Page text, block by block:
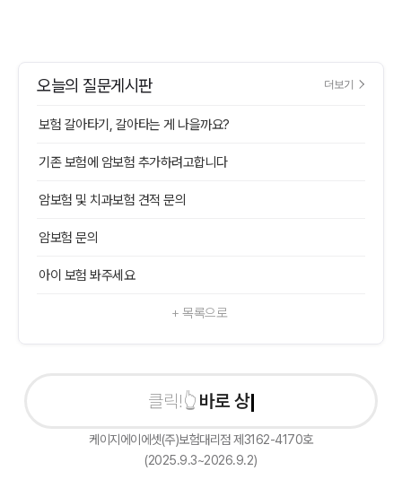
오늘의 질문게시판 더보기
보험 갈아타기, 갈아타는 게 나을까요?
기존 보험에 암보험 추가하려고합니다
암보험 및 치과보험 견적 문의
암보험 문의
아이 보험 봐주세요
+ 목록으로
바로 상담
케이지에이에셋(주)보험대리점 제3162-4170호
(2025.9.3~2026.9.2)